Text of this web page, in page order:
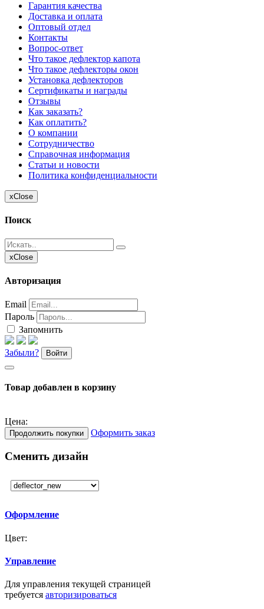
Гарантия качества
Доставка и оплата
Оптовый отдел
Контакты
Вопрос-ответ
Что такое дефлектор капота
Что такое дефлекторы окон
Установка дефлекторов
Сертификаты и награды
Отзывы
Как заказать?
Как оплатить?
О компании
Сотрудничество
Справочная информация
Статьи и новости
Политика конфиденциальности
xClose
Поиск
xClose
Авторизация
Email
Пароль
Запомнить
Забыли? Войти
Товар добавлен в корзину
Цена:
Продолжить покупки Оформить заказ
Сменить дизайн
Оформление
Цвет:
Управление
Для управления текущей страницей
требуется авторизироваться